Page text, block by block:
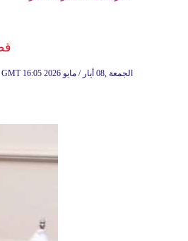
GMT 16:05 2026 الجمعة ,08 أيار / مايو